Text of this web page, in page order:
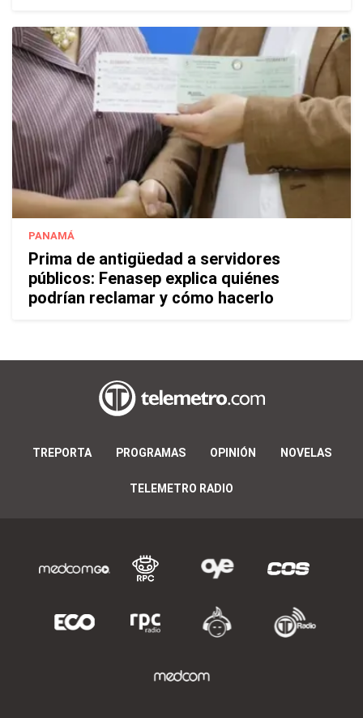
PANAMÁ
Prima de antigüedad a servidores
públicos: Fenasep explica quiénes
podrían reclamar y cómo hacerlo
TREPORTA PROGRAMAS OPINIÓN NOVELAS
TELEMETRO RADIO